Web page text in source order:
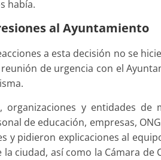
había.
al Ayuntamiento
a esta decisión no se
de urgencia con el
organizaciones y entidades de
de educación, empresas,
y pidieron explicaciones al
la ciudad, así como la Cámara